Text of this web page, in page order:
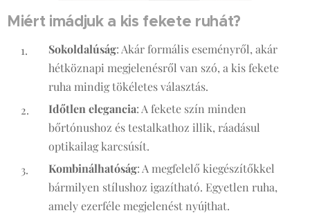
Miért imádjuk a kis fekete ruhát?
Sokoldalúság: Akár formális eseményről, akár
hétköznapi megjelenésről van szó, a kis fekete
ruha mindig tökéletes választás.
Időtlen elegancia: A fekete szín minden
bőrtónushoz és testalkathoz illik, ráadásul
optikailag karcsúsít.
Kombinálhatóság: A megfelelő kiegészítőkkel
bármilyen stílushoz igazítható. Egyetlen ruha,
amely ezerféle megjelenést nyújthat.